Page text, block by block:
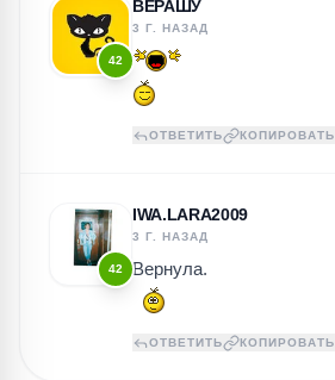
42
ВЕРАШУ
3 Г. НАЗАД
ОТВЕТИТЬ КОПИРОВАТЬ
42
IWA.LARA2009
3 Г. НАЗАД
Вернула.
ОТВЕТИТЬ КОПИРОВАТЬ